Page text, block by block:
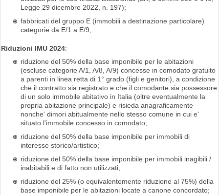
Legge 29 dicembre 2022, n. 197);
fabbricati del gruppo E (immobili a destinazione particolare)
categorie da E/1 a E/9;
Riduzioni IMU 2024:
riduzione del 50% della base imponibile per le abitazioni
(escluse categorie A/1, A/8, A/9) concesse in comodato gratuito
a parenti in linea retta di 1° grado (figli e genitori), a condizione
che il contratto sia registrato e che il comodante sia possessore
di un solo immobile abitativo in Italia (oltre eventualmente la
propria abitazione principale) e risieda anagraficamente
nonche' dimori abitualmente nello stesso comune in cui e'
situato l'immobile concesso in comodato;
riduzione del 50% della base imponibile per immobili di
interesse storico/artistico;
riduzione del 50% della base imponibile per immobili inagibili /
inabitabili e di fatto non utilizzati;
riduzione del 25% (o equivalentemente riduzione al 75%) della
base imponibile per le abitazioni locate a canone concordato;